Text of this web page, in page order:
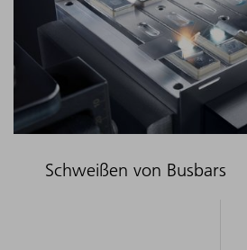
Schweißen von Busbars